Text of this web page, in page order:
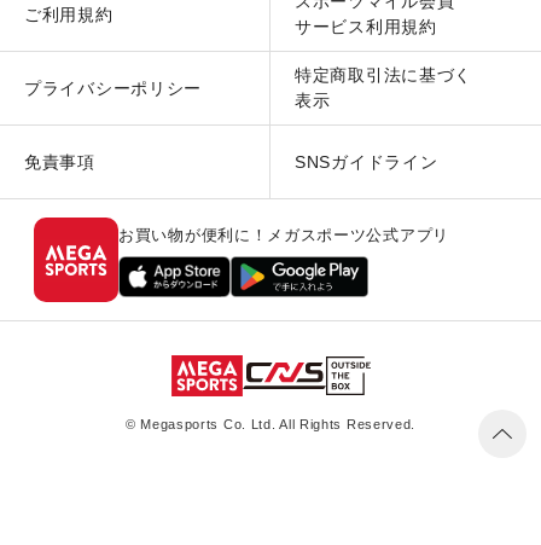
ご利用規約
サービス利用規約
プライバシーポリシー
特定商取引法に基づく
表示
免責事項 SNSガイドライン
お買い物が便利に！メガスポーツ公式アプリ
© Megasports Co. Ltd. All Rights Reserved.